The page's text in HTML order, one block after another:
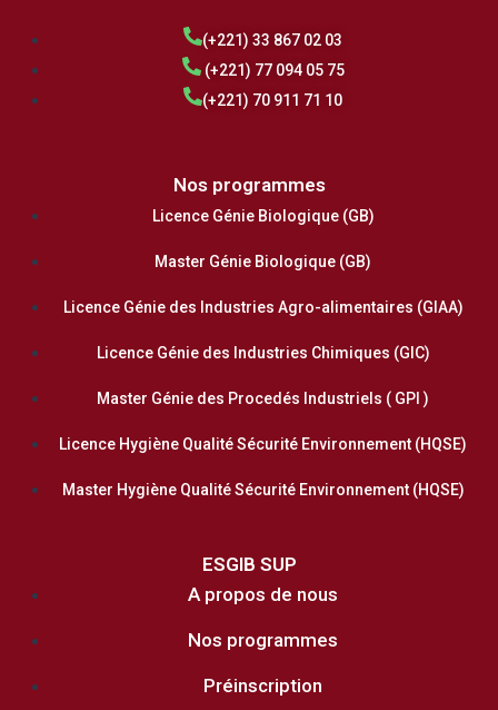
(+221) 33 867 02 03
(+221) 77 094 05 75
(+221) 70 911 71 10
Nos programmes
Licence Génie Biologique (GB)
Master Génie Biologique (GB)
Licence Génie des Industries Agro-alimentaires (GIAA)
Licence Génie des Industries Chimiques (GIC)
Master Génie des Procedés Industriels ( GPI )
Licence Hygiène Qualité Sécurité Environnement (HQSE)
Master Hygiène Qualité Sécurité Environnement (HQSE)
ESGIB SUP
A propos de nous
Nos programmes
Préinscription